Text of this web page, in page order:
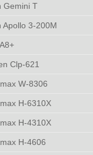
Gemini T
Apollo 3-200M
Clp-621
W-8306
H-6310X
H-4310X
H-4606